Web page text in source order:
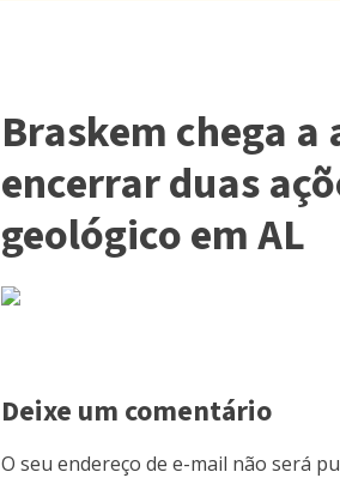
Braskem chega a
encerrar duas
geológico em AL
Deixe um comentário
O seu endereço de e-mail não será